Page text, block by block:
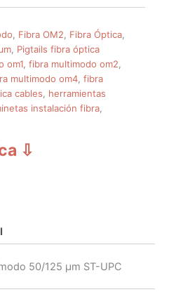
Fibra OM2 Fibra Óptica
Pigtails fibra óptica
om1 ,fibra multimodo om2
multimodo om4 ,fibra
cables
herramientas
instalación fibra
⇩
50/125 μm ST-UPC